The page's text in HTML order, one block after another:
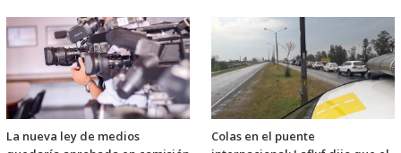
La nueva ley de medios
Colas en el puente